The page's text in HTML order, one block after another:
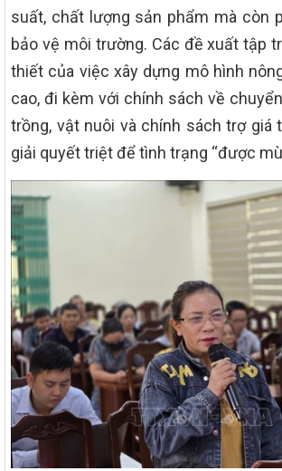
suất, chất lượng sản phẩm mà còn
bảo vệ môi trường. Các đề xuất tập
thiết của việc xây dựng mô hình
cao, đi kèm với chính sách về
trồng, vật nuôi và chính sách trợ giá
giải quyết triệt để tình trạng “được